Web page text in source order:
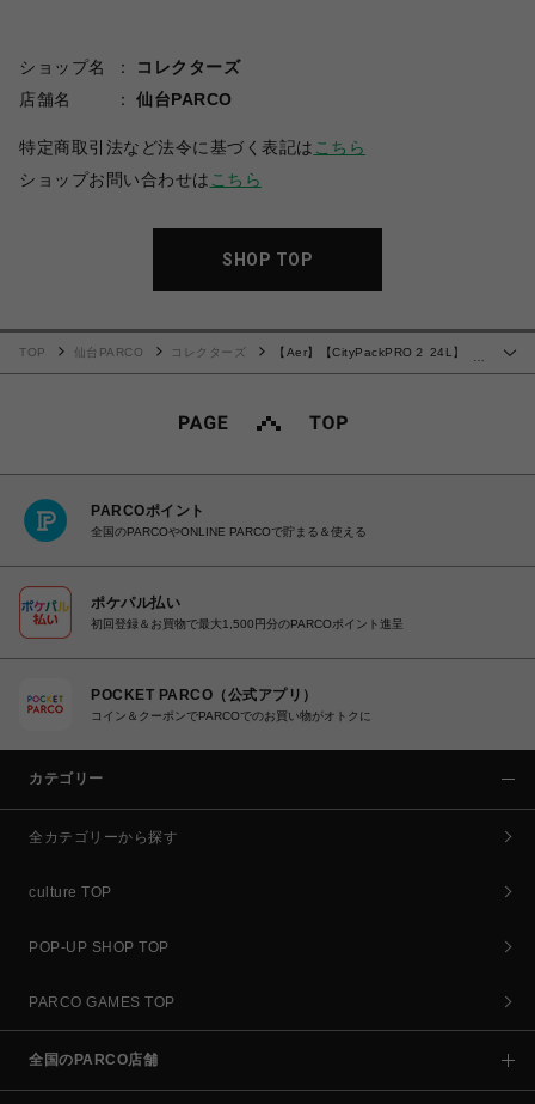
ショップ名
コレクターズ
店舗名
仙台PARCO
特定商取引法など法令に基づく表記は こちら
ショップお問い合わせは こちら
SHOP TOP
…
TOP 仙台PARCO コレクターズ
【Aer】【CityPackPRO２ 24L】
PARCOポイント
全国のPARCOやONLINE PARCOで貯まる＆使える
ポケパル払い
初回登録＆お買物で最大1,500円分のPARCOポイント進呈
POCKET PARCO（公式アプリ）
コイン＆クーポンでPARCOでのお買い物がオトクに
カテゴリー
全カテゴリーから探す
culture TOP
POP-UP SHOP TOP
PARCO GAMES TOP
全国のPARCO店舗